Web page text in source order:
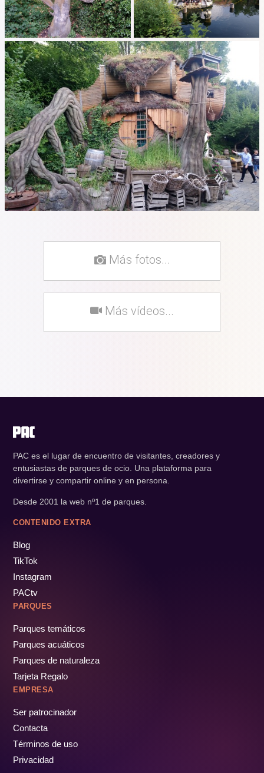
Más fotos...
Más vídeos...
PAC es el lugar de encuentro de visitantes, creadores y
entusiastas de parques de ocio. Una plataforma para
divertirse y compartir online y en persona.
Desde 2001 la web nº1 de parques.
CONTENIDO EXTRA
Blog
TikTok
Instagram
PACtv
PARQUES
Parques temáticos
Parques acuáticos
Parques de naturaleza
Tarjeta Regalo
EMPRESA
Ser patrocinador
Contacta
Términos de uso
Privacidad